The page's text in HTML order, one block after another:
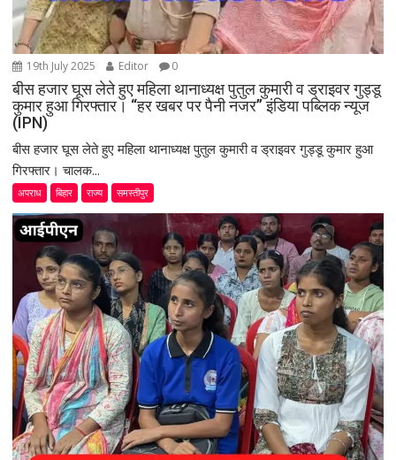
19th July 2025 Editor 0
बीस हजार घूस लेते हुए महिला थानाध्यक्ष पुतुल कुमारी व ड्राइवर गुड्डू
कुमार हुआ गिरफ्तार। “हर खबर पर पैनी नजर” इंडिया पब्लिक न्यूज
(IPN)
बीस हजार घूस लेते हुए महिला थानाध्यक्ष पुतुल कुमारी व ड्राइवर गुड्डू कुमार हुआ
गिरफ्तार। चालक...
अपराध बिहार राज्य समस्तीपुर